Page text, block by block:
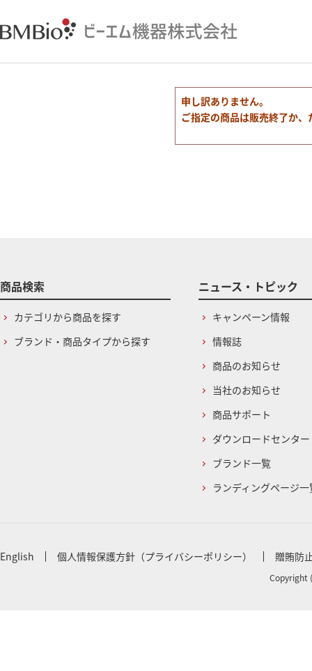
申し訳ありません。
ご指定の商品は販売終了か
商品検索
カテゴリから商品を探す
ブランド・商品タイプから探す
ニュース・トピック
キャンペーン情報
情報誌
商品のお知らせ
当社のお知らせ
商品サポート
ダウンロードセンター
ブランド一覧
ランディングページ一
English 個人情報保護方針（プライバシーポリシー） 贈賄防
Copyright